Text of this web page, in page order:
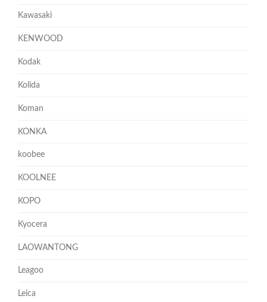
Kawasaki
KENWOOD
Kodak
Kolida
Koman
KONKA
koobee
KOOLNEE
KOPO
Kyocera
LAOWANTONG
Leagoo
Leica